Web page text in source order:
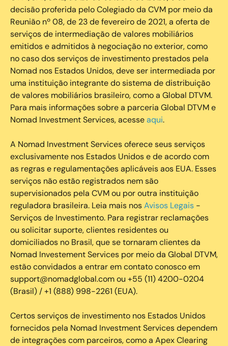
decisão proferida pelo Colegiado da CVM por meio da
Reunião nº 08, de 23 de fevereiro de 2021, a oferta de
serviços de intermediação de valores mobiliários
emitidos e admitidos à negociação no exterior, como
no caso dos serviços de investimento prestados pela
Nomad nos Estados Unidos, deve ser intermediada por
uma instituição integrante do sistema de distribuição
de valores mobiliários brasileiro, como a Global DTVM.
Para mais informações sobre a parceria Global DTVM e
Nomad Investment Services, acesseaqui.
A Nomad Investment Services oferece seus serviços
exclusivamente nos Estados Unidos e de acordo com
as regras e regulamentações aplicáveis aos EUA. Esses
serviços não estão registrados nem são
supervisionados pela CVM ou por outra instituição
reguladora brasileira. Leia mais nosAvisos Legais -
Serviços de Investimento. Para registrar reclamações
ou solicitar suporte, clientes residentes ou
domiciliados no Brasil, que se tornaram clientes da
Nomad Investement Services por meio da Global DTVM,
estão convidados a entrar em contato conosco em
support@nomadglobal.com ou +55 (11) 4200-0204
(Brasil) / +1 (888) 998-2261 (EUA).
Certos serviços de investimento nos Estados Unidos
fornecidos pela Nomad Investment Services dependem
de integrações com parceiros, como a Apex Clearing